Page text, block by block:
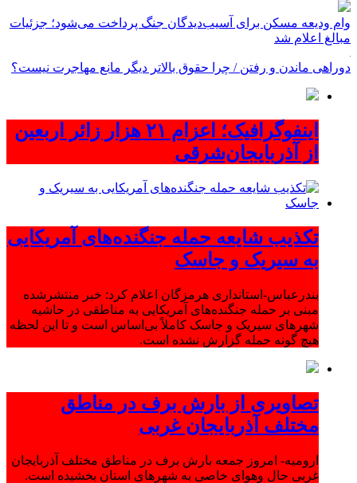
وام ودیعه مسکن برای آسیب‌دیدگان جنگ پرداخت می‌شود؛ جزئیات
مبالغ اعلام شد
دوراهی ماندن و رفتن / چرا حقوق بالاتر دیگر مانع مهاجرت نیست؟
اینفوگرافیک؛ اعزام ۲۱ هزار زائر اربعین
از آذربایجان‌شرقی
تکذیب شایعه حمله جنگنده‌های آمریکایی
به سیریک و جاسک
بندرعباس-استانداری هرمزگان اعلام کرد: خبر منتشرشده
مبنی بر حمله جنگنده‌های آمریکایی به مناطقی در حاشیه
شهرهای سیریک و جاسک کاملاً بی‌اساس است و تا این لحظه
هیچ گونه حمله گزارش نشده است.
تصاویری از بارش برف در مناطق
مختلف آذربایجان غربی
ارومیه- امروز جمعه بارش برف در مناطق مختلف آذربایجان
غربی حال وهوای خاصی به شهرهای استان بخشیده است.